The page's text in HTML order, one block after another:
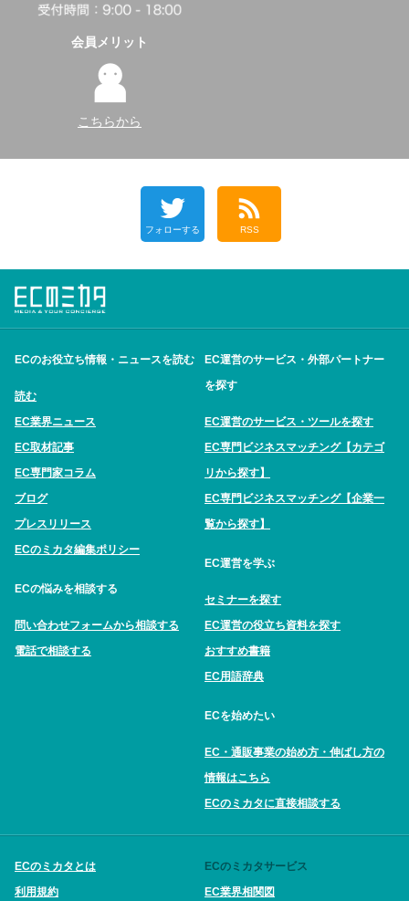
会員メリット
こちらから
フォローする RSS
ECのお役立ち情報・ニュースを読む
読む
EC業界ニュース
EC取材記事
EC専門家コラム
ブログ
プレスリリース
ECのミカタ編集ポリシー
ECの悩みを相談する
問い合わせフォームから相談する
電話で相談する
EC運営のサービス・外部パートナー
を探す
EC運営のサービス・ツールを探す
EC専門ビジネスマッチング【カテゴ
リから探す】
EC専門ビジネスマッチング【企業一
覧から探す】
EC運営を学ぶ
セミナーを探す
EC運営の役立ち資料を探す
おすすめ書籍
EC用語辞典
ECを始めたい
EC・通販事業の始め方・伸ばし方の
情報はこちら
ECのミカタに直接相談する
ECのミカタとは
利用規約
ECのミカタサービス
EC業界相関図